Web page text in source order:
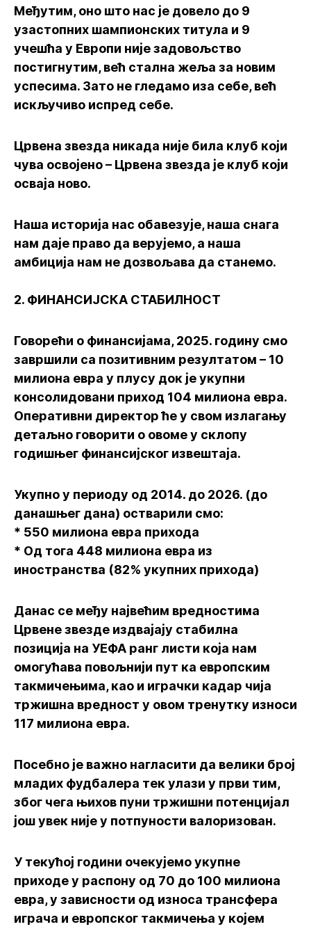
Међутим, оно што нас је довело до 9
узастопних шампионских титула и 9
учешћа у Европи није задовољство
постигнутим, већ стална жеља за новим
успесима. Зато не гледамо иза себе, већ
искључиво испред себе.
Црвена звезда никада није била клуб који
чува освојено – Црвена звезда је клуб који
осваја ново.
Наша историја нас обавезује, наша снага
нам даје право да верујемо, а наша
амбиција нам не дозвољава да станемо.
2. ФИНАНСИЈСКА СТАБИЛНОСТ
Говорећи о финансијама, 2025. годину смо
завршили са позитивним резултатом – 10
милиона евра у плусу док је укупни
консолидовани приход 104 милиона евра.
Оперативни директор ће у свом излагању
детаљно говорити о овоме у склопу
годишњег финансијског извештаја.
Укупно у периоду од 2014. до 2026. (до
данашњег дана) остварили смо:
* 550 милиона евра прихода
* Од тога 448 милиона евра из
иностранства (82% укупних прихода)
Данас се међу највећим вредностима
Црвене звезде издвајају стабилна
позиција на УЕФА ранг листи која нам
омогућава повољнији пут ка европским
такмичењима, као и играчки кадар чија
тржишна вредност у овом тренутку износи
117 милиона евра.
Посебно је важно нагласити да велики број
младих фудбалера тек улази у први тим,
због чега њихов пуни тржишни потенцијал
још увек није у потпуности валоризован.
У текућој години очекујемо укупне
приходе у распону од 70 до 100 милиона
евра, у зависности од износа трансфера
играча и европског такмичења у којем